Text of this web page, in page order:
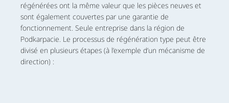
régénérées ont la même valeur que les pièces neuves et
sont également couvertes par une garantie de
fonctionnement. Seule entreprise dans la région de
Podkarpacie. Le processus de régénération type peut être
divisé en plusieurs étapes (à l’exemple d’un mécanisme de
direction) :